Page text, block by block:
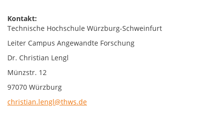
Kontakt:
Technische Hochschule Würzburg-Schweinfurt
Leiter Campus Angewandte Forschung
Dr. Christian Lengl
Münzstr. 12
97070 Würzburg
christian.lengl@thws.de